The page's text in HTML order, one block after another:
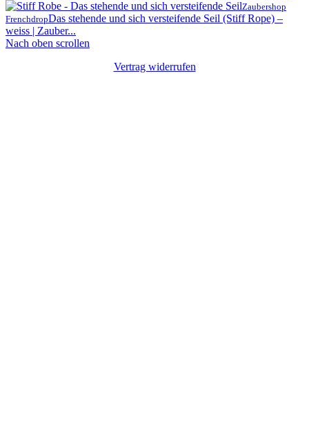
Zaubershop
FrenchdropDas stehende und sich versteifende Seil (Stiff Rope) –
weiss | Zauber...
Nach oben scrollen
Vertrag widerrufen